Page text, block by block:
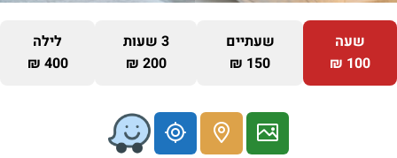
שעה
100 ₪
שעתיים
150 ₪
3 שעות
200 ₪
לילה
400 ₪